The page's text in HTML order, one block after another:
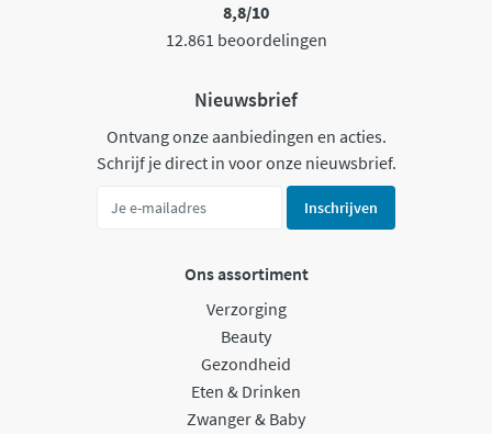
8,8/10
12.861 beoordelingen
Nieuwsbrief
Ontvang onze aanbiedingen en acties.
Schrijf je direct in voor onze nieuwsbrief.
Inschrijven
Ons assortiment
Verzorging
Beauty
Gezondheid
Eten & Drinken
Zwanger & Baby